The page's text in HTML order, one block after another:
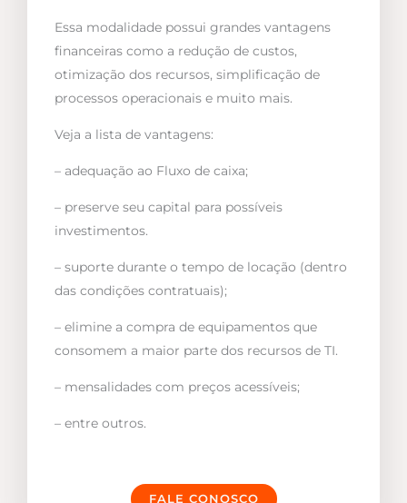
Essa modalidade possui grandes vantagens
financeiras como a redução de custos,
otimização dos recursos, simplificação de
processos operacionais e muito mais.
Veja a lista de vantagens:
– adequação ao Fluxo de caixa;
– preserve seu capital para possíveis
investimentos.
– suporte durante o tempo de locação (dentro
das condições contratuais);
– elimine a compra de equipamentos que
consomem a maior parte dos recursos de TI.
– mensalidades com preços acessíveis;
– entre outros.
FALE CONOSCO